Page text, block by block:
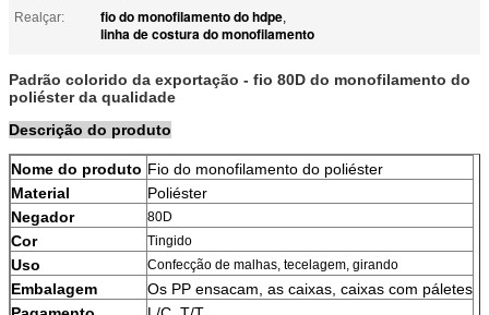
Realçar:
fio do monofilamento do hdpe,
linha de costura do monofilamento
Padrão colorido da exportação - fio 80D do monofilamento do
poliéster da qualidade
Descrição do produto
Nome do produto Fio do monofilamento do poliéster
Material
Poliéster
Negador
80D
Cor Tingido
Uso Confecção de malhas, tecelagem, girando
Embalagem
Os PP ensacam, as caixas, caixas com páletes